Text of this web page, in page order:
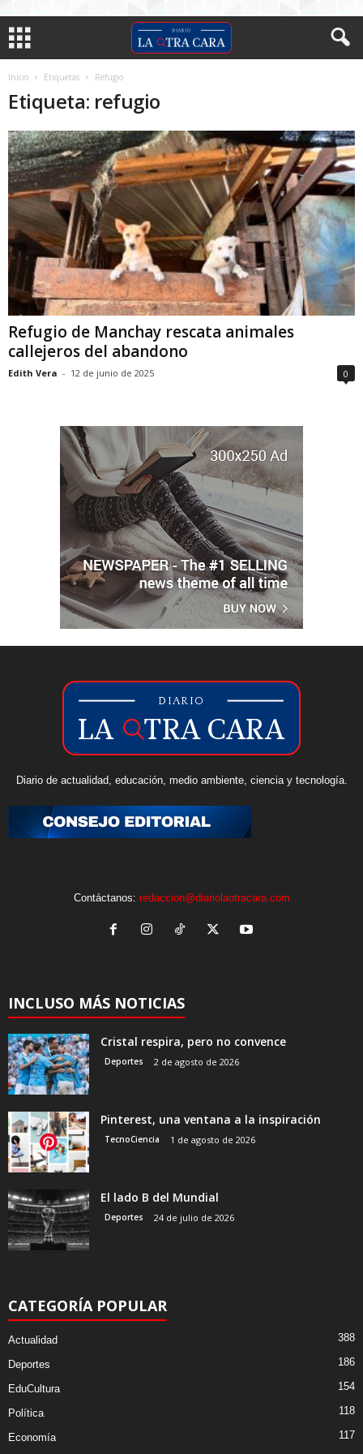
Inicio Etiquetas Refugio
Etiqueta: refugio
Refugio de Manchay rescata animales
callejeros del abandono
Edith Vera - 12 de junio de 2025 0
Diario de actualidad, educación, medio ambiente, ciencia y tecnología.
Contáctanos: redaccion@diariolaotracara.com
INCLUSO MÁS NOTICIAS
Cristal respira, pero no convence
Deportes 2 de agosto de 2026
Pinterest, una ventana a la inspiración
TecnoCiencia 1 de agosto de 2026
El lado B del Mundial
Deportes 24 de julio de 2026
CATEGORÍA POPULAR
Actualidad 388
Deportes 186
EduCultura 154
Política 118
Economía
117